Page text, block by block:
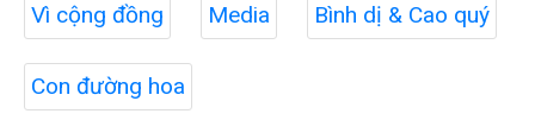
Vì cộng đồng Media Bình dị & Cao quý
Con đường hoa